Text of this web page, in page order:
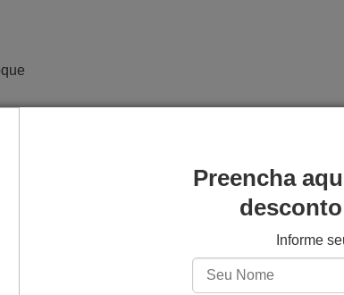
a temperatura.
para peças detalhadas.
contraste visual.
para prototipagem fina.
Preencha
Informe